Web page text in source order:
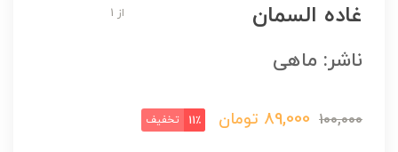
غاده السمان
از 1
ناشر: ماهی
100,000
89,000 تومان 11٪ تخفیف